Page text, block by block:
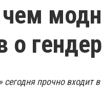
о
сегодня прочно входит